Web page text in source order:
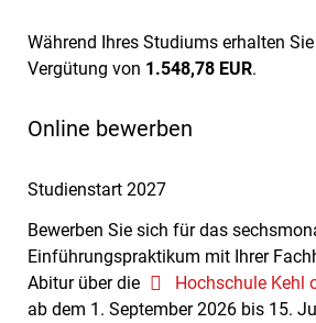
Während Ihres Studiums erhalten
Vergütung von 1.548,78 EUR.
Online bewerben
Studienstart 2027
Bewerben Sie sich für das
Einführungspraktikum mit Ihrer
Abitur über die
Hochschule Kehl
ab dem 1. September 2026 bis 15.